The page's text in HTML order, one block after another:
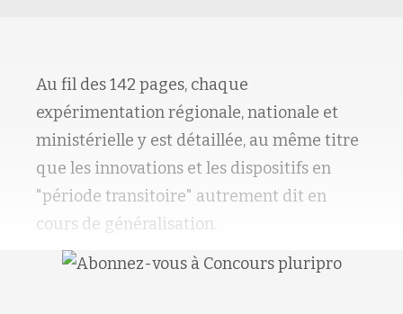
Au fil des 142 pages, chaque
expérimentation régionale, nationale et
ministérielle y est détaillée, au même titre
que les innovations et les dispositifs en
"période transitoire" autrement dit en
cours de généralisation.